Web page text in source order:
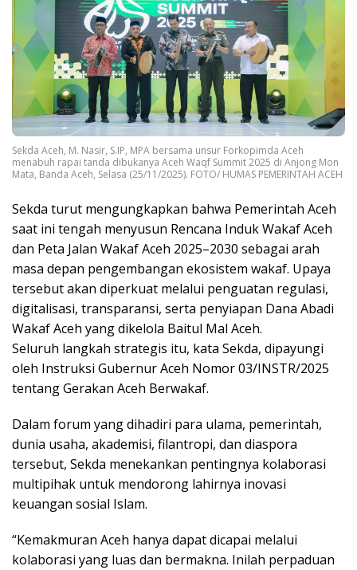
Sekda Aceh, M. Nasir, S.IP, MPA bersama unsur Forkopimda Aceh
menabuh rapai tanda dibukanya Aceh Waqf Summit 2025 di Anjong Mon
Mata, Banda Aceh, Selasa (25/11/2025). FOTO/ HUMAS PEMERINTAH ACEH
Sekda turut mengungkapkan bahwa Pemerintah Aceh
saat ini tengah menyusun Rencana Induk Wakaf Aceh
dan Peta Jalan Wakaf Aceh 2025–2030 sebagai arah
masa depan pengembangan ekosistem wakaf. Upaya
tersebut akan diperkuat melalui penguatan regulasi,
digitalisasi, transparansi, serta penyiapan Dana Abadi
Wakaf Aceh yang dikelola Baitul Mal Aceh.
Seluruh langkah strategis itu, kata Sekda, dipayungi
oleh Instruksi Gubernur Aceh Nomor 03/INSTR/2025
tentang Gerakan Aceh Berwakaf.
Dalam forum yang dihadiri para ulama, pemerintah,
dunia usaha, akademisi, filantropi, dan diaspora
tersebut, Sekda menekankan pentingnya kolaborasi
multipihak untuk mendorong lahirnya inovasi
keuangan sosial Islam.
“Kemakmuran Aceh hanya dapat dicapai melalui
kolaborasi yang luas dan bermakna. Inilah perpaduan